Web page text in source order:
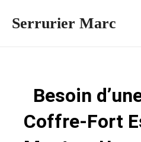
Serrurier Marc
Besoin
Coffre-Fort